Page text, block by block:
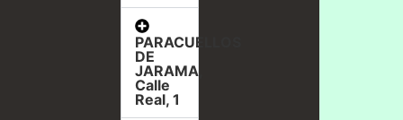
PARACUELLOS
DE
JARAMA,
Calle
Real, 1